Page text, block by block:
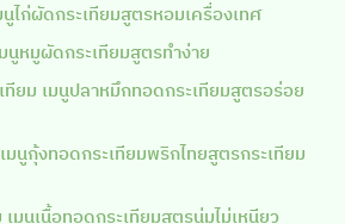
นูไก่ผัดกระเทียมสูตรหอมเครื่องเทศ
นูหมูผัดกระเทียมสูตรทำง่าย
ทียม เมนูปลาหมึกทอดกระเทียมสูตรอร่อย
มนูกุ้งทอดกระเทียมพริกไทยสูตรกระเทียม
มนูเนื้อทอดกระเทียมสูตรนุ่มไม่เหนียว